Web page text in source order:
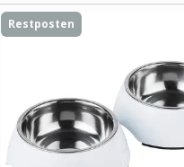
Restposten